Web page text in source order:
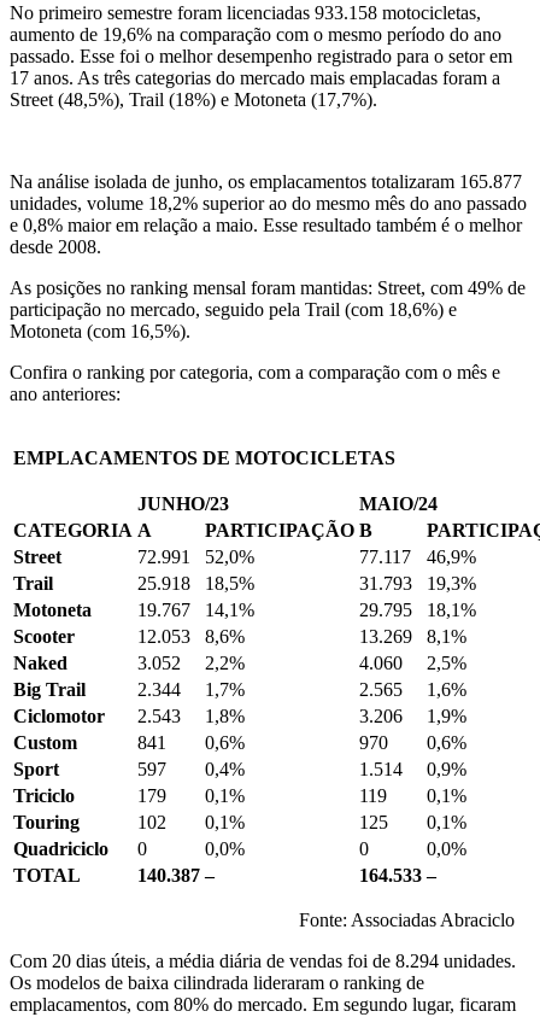
No primeiro semestre foram licenciadas 933.158 motocicletas,
aumento de 19,6% na comparação com o mesmo período do ano
passado. Esse foi o melhor desempenho registrado para o setor em
17 anos. As três categorias do mercado mais emplacadas foram a
Street (48,5%), Trail (18%) e Motoneta (17,7%).
Na análise isolada de junho, os emplacamentos totalizaram 165.877
unidades, volume 18,2% superior ao do mesmo mês do ano passado
e 0,8% maior em relação a maio. Esse resultado também é o melhor
desde 2008.
As posições no ranking mensal foram mantidas: Street, com 49% de
participação no mercado, seguido pela Trail (com 18,6%) e
Motoneta (com 16,5%).
Confira o ranking por categoria, com a comparação com o mês e
ano anteriores:
EMPLACAMENTOS DE MOTOCICLETAS
JUNHO/23
MAIO/24
CATEGORIA A PARTICIPAÇÃO B
Street
72.991 52,0% 77.117
46,9%
Trail
25.918 18,5% 31.793
19,3%
Motoneta
19.767 14,1% 29.795
18,1%
Scooter
12.053 8,6% 13.269
8,1%
Naked
3.052 2,2% 4.060
2,5%
Big Trail
2.344 1,7% 2.565
1,6%
Ciclomotor
2.543 1,8% 3.206
1,9%
Custom
841 0,6% 970
0,6%
Sport
597 0,4% 1.514
0,9%
Triciclo
179 0,1% 119
0,1%
Touring
102 0,1% 125
0,1%
Quadriciclo
0 0,0% 0
0,0%
TOTAL
140.387 – 164.533 –
Fonte: Associadas Abraciclo
Com 20 dias úteis, a média diária de vendas foi de 8.294 unidades.
Os modelos de baixa cilindrada lideraram o ranking de
emplacamentos, com 80% do mercado. Em segundo lugar, ficaram